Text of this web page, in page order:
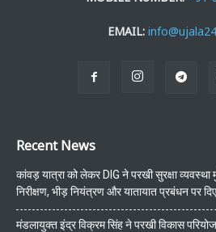
EMAIL:
Recent News
कांवड़ यात्रा को लेकर DIG ने परखी सुरक्षा व्यवस्था
निरीक्षण, भीड़ नियंत्रण और यातायात प्रबंधन पर दिए
मंडलायुक्त इंद्र विक्रम सिंह ने परखी विकास